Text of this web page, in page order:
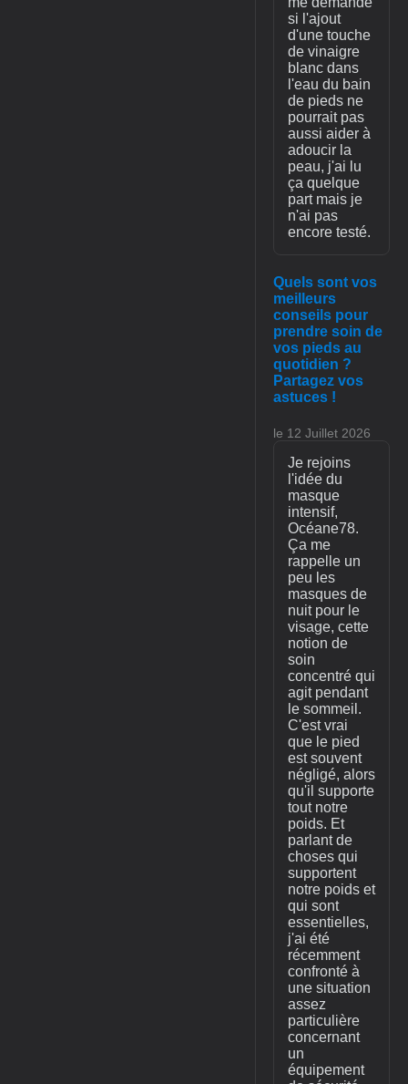
si l'ajout
d'une touche
de vinaigre
blanc dans
l'eau du bain
de pieds ne
pourrait pas
aussi aider à
adoucir la
peau, j'ai lu
ça quelque
part mais je
n'ai pas
encore testé.
Quels sont vos
meilleurs
conseils pour
prendre soin de
vos pieds au
quotidien ?
Partagez vos
astuces !
le 12 Juillet 2026
Je rejoins
l'idée du
masque
intensif,
Océane78.
Ça me
rappelle un
peu les
masques de
nuit pour le
visage, cette
notion de
soin
concentré qui
agit pendant
le sommeil.
C'est vrai
que le pied
est souvent
négligé, alors
qu'il supporte
tout notre
poids. Et
parlant de
choses qui
supportent
notre poids et
qui sont
essentielles,
j'ai été
récemment
confronté à
une situation
assez
particulière
concernant
un
équipement